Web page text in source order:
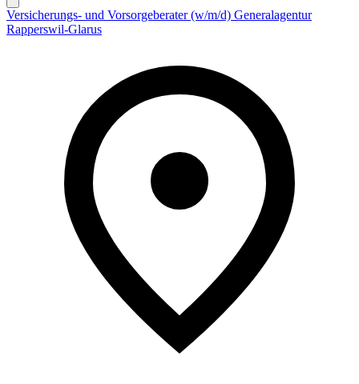
Versicherungs- und Vorsorgeberater (w/m/d) Generalagentur
Rapperswil-Glarus